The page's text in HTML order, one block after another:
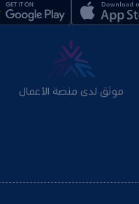
موثق لدى منصة الأعمال